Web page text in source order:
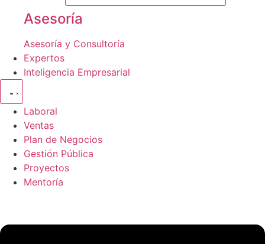
Asesoría
Asesoría y Consultoría
Expertos
Inteligencia Empresarial
Laboral
Ventas
Plan de Negocios
Gestión Pública
Proyectos
Mentoría